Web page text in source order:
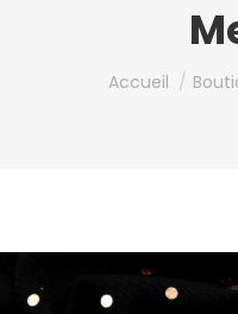
Vous êtes ici :
Accueil